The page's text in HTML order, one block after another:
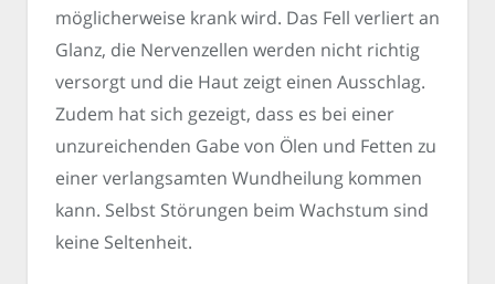
möglicherweise krank wird. Das Fell verliert an
Glanz, die Nervenzellen werden nicht richtig
versorgt und die Haut zeigt einen Ausschlag.
Zudem hat sich gezeigt, dass es bei einer
unzureichenden Gabe von Ölen und Fetten zu
einer verlangsamten Wundheilung kommen
kann. Selbst Störungen beim Wachstum sind
keine Seltenheit.